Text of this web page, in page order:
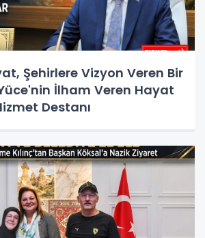
Şehirlere Vizyon Veren Bir
İlham Veren Hayat
Destanı